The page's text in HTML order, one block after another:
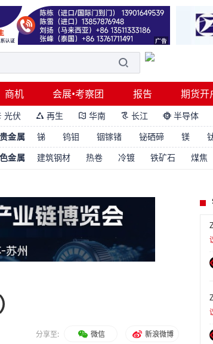
商机 会展•考察团 报告 期货开
光伏  再生  华南  长江  半导体
金属 锑 钨钼 铟镓锗 铋硒碲 镁
金属 建筑钢材 热卷 冷镀 铁矿石 煤焦
分享至: 微信 新浪微博